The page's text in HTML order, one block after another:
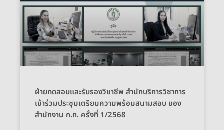
ฝ่ายทดสอบและรับรองวิชาชีพ สำนักบริการวิชาการ
เข้าร่วมประชุมเตรียมความพร้อมสนามสอบ ของ
สำนักงาน ก.ก. ครั้งที่ 1/2568